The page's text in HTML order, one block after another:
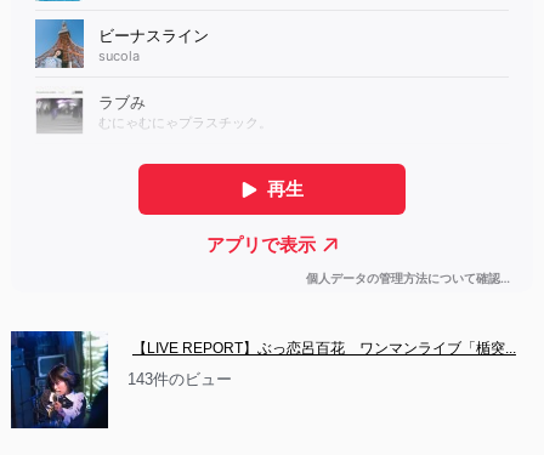
【LIVE REPORT】ぶっ恋呂百花　ワンマンライブ「楯突...
143件のビュー